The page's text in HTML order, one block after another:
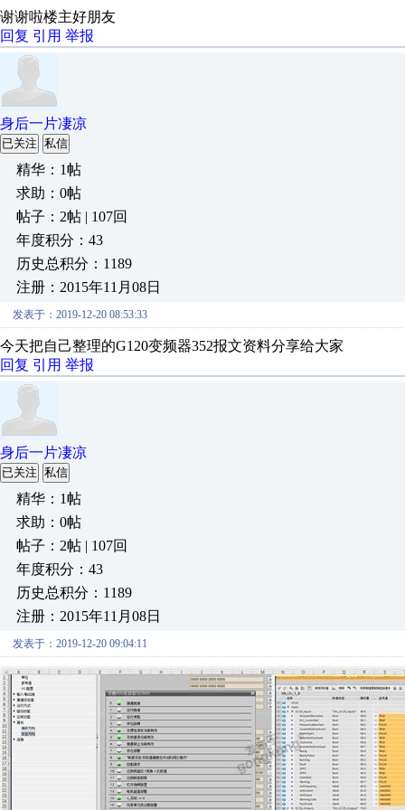
谢谢啦楼主好朋友
回复 引用 举报
身后一片凄凉
已关注 私信
精华：1帖
求助：0帖
帖子：2帖 | 107回
年度积分：43
历史总积分：1189
注册：2015年11月08日
发表于：2019-12-20 08:53:33
今天把自己整理的G120变频器352报文资料分享给大家
回复 引用 举报
身后一片凄凉
已关注 私信
精华：1帖
求助：0帖
帖子：2帖 | 107回
年度积分：43
历史总积分：1189
注册：2015年11月08日
发表于：2019-12-20 09:04:11